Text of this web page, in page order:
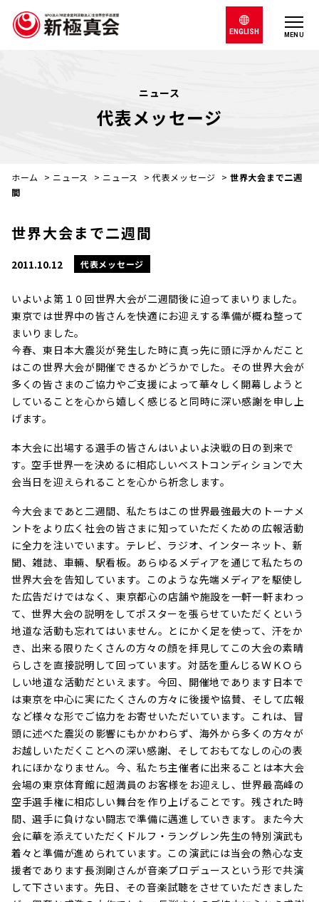
MENU
ENGLISH
ニュース
代表メッセージ
ホーム > ニュース > ニュース >代表メッセージ >世界大会まで二週
間
世界大会まで二週間
2011.10.12 代表メッセージ
いよいよ第１０回世界大会が二週間後に迫ってまいりました。
東京では世界中の皆さんを快適にお迎えする準備が概ね整って
まいりました。
今春、東日本大震災が発生した時に真っ先に頭に浮かんだこと
はこの世界大会が開催できるかどうかでした。その世界大会が
多くの皆さまのご協力やご支援によって華々しく開幕しようと
していることを心から嬉しく感じると同時に深い感謝を申し上
げます。
本大会に出場する選手の皆さんはいよいよ決戦の日の到来で
す。空手世界一を決めるに相応しいベストコンディションで大
会当日を迎えられることを心から祈念します。
今大会まであと二週間、私たちはこの世界最強最大のトーナメ
ントをより広く社会の皆さまに知っていただくための広報活動
に全力を注いでいます。テレビ、ラジオ、インターネット、新
聞、雑誌、車輛、駅看板。あらゆるメディアを通じて私たちの
世界大会を告知しています。このような先端メディアを駆使し
た広告だけではなく、東京都心の店舗や施設を一軒一軒まわっ
て、世界大会の説明をしてポスターを張らせていただくという
地道な活動も忘れてはいません。とにかく足を使って、汗をか
き、出来る限りたくさんの方々の顔を拝見してこの大会の素晴
らしさを直接説明して回っています。対話を重んじるＷＫＯら
しい地道な活動だといえます。今回、開催地であります日本で
は東京を中心に実にたくさんの方々に後援や協賛、そして広報
など様々な形でご協力をお寄せいただいています。これは、冒
頭に述べた震災の影響にもかかわらず、海外から多くの方々が
お越しいただくことへの深い感謝、そしておもてなしの心の表
れにほかなりません。今、私たち主催者に出来ることは本大会
会場の東京体育館に超満員のお客様をお迎えし、世界最高峰の
空手選手権に相応しい舞台を作り上げることです。残された時
間、選手に負けない闘志で準備に邁進していきます。また今大
会に華を添えていただくドルフ・ラングレン先生の特別演武も
着々と準備が進められています。この演武には当会の熱心な支
援者であります長渕剛さんが音楽プロデュースという形で共演
して下さいます。先日、その音楽試聴をさせていただきました